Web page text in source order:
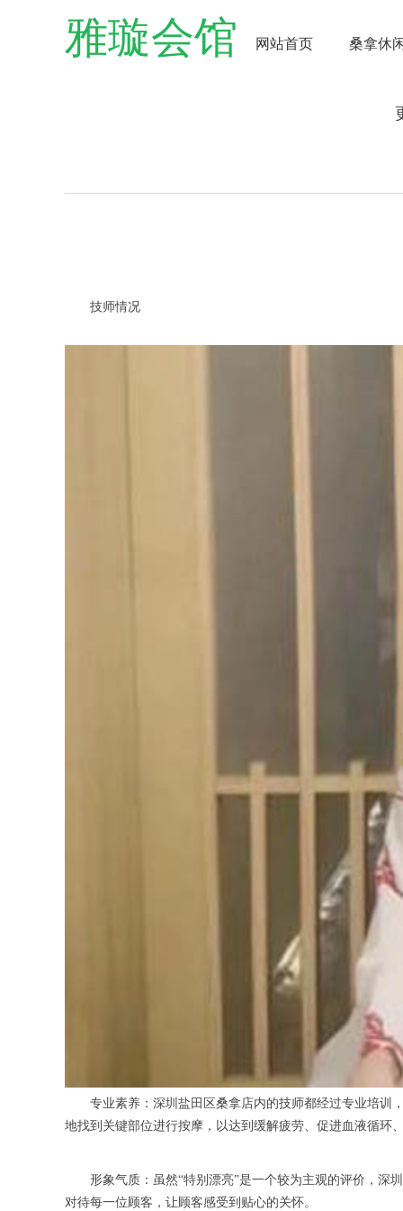
雅璇会馆 网站首页 桑拿休
技师情况
专业素养：深圳盐田区桑拿店内的技师都经过专业培训，
地找到关键部位进行按摩，以达到缓解疲劳、促进血液循环
形象气质：虽然“特别漂亮”是一个较为主观的评价，深圳
对待每一位顾客，让顾客感受到贴心的关怀。